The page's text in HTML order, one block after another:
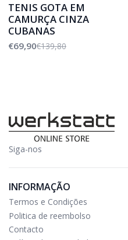
TENIS GOTA EM
CAMURÇA CINZA
CUBANAS
€69,90€139,80
Siga-nos
INFORMAÇÃO
Termos e Condições
Politica de reembolso
Contacto